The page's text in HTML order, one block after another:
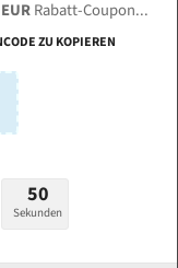
mm
Rabatt-Coupon...
ZU KOPIEREN
49
Sekunden